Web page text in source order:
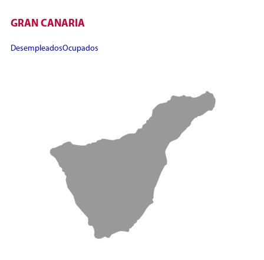
GRAN CANARIA
DesempleadosOcupados